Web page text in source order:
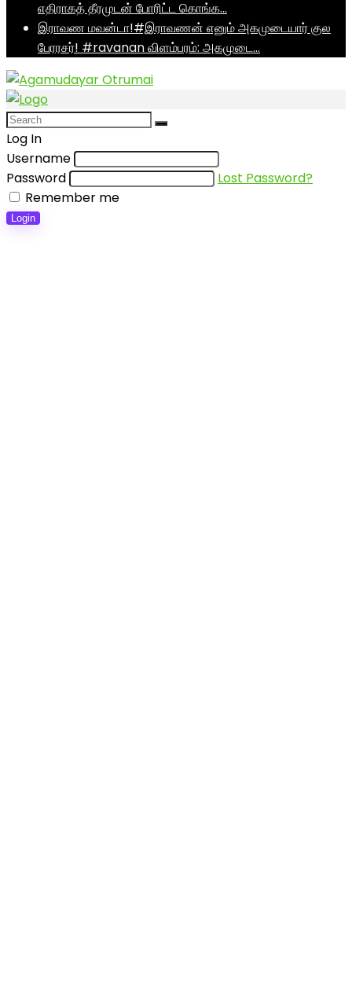
எதிராகத் தீரமுடன் போரிட்ட கொங்க…
இராவண மவன்டா!#இராவணன் எனும் அகமுடையார் குல
பேரரசர்! #ravanan விளம்பரம்: அகமுடை…
Log In
Username
Password
Lost Password?
Remember me
Login